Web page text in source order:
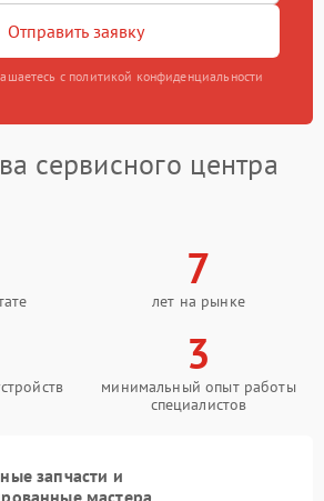
Отправить заявку
с политикой конфиденциальности
сервисного центра
7
лет на рынке
3
минимальный опыт работы
специалистов
запчасти и
мастера